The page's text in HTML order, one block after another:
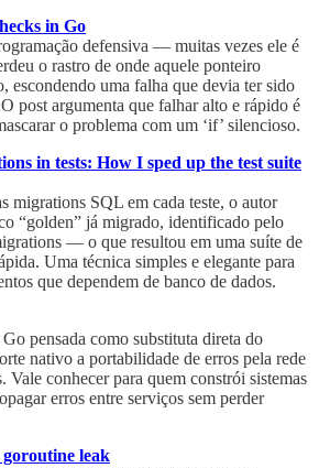
in Go
defensiva — muitas vezes ele é
o rastro de onde aquele ponteiro
escondendo uma falha que devia ter sido
post argumenta que falhar alto e rápido é
o problema com um ‘if’ silencioso.
in tests: How I sped up the test suite
migrations SQL em cada teste, o autor
“golden” já migrado, identificado pelo
— o que resultou em uma suíte de
Uma técnica simples e elegante para
que dependem de banco de dados.
pensada como substituta direta do
nativo a portabilidade de erros pela rede
Vale conhecer para quem constrói sistemas
erros entre serviços sem perder
leak